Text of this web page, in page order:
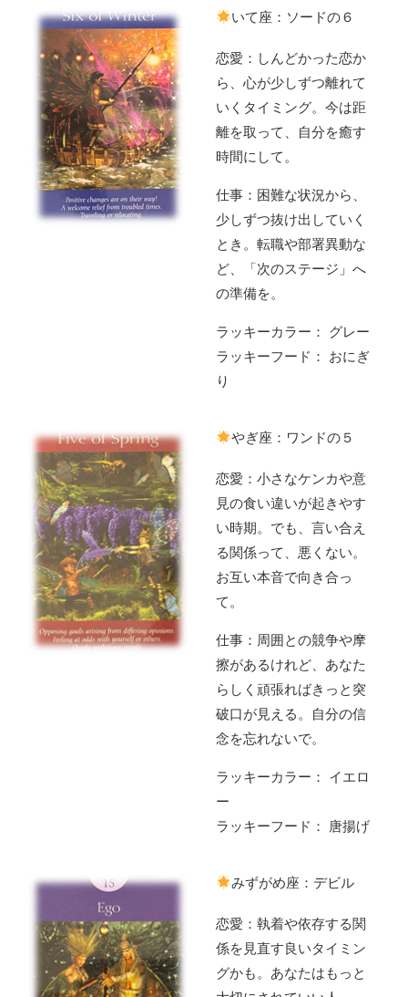
いて座：ソードの６
恋愛：しんどかった恋か
ら、心が少しずつ離れて
いくタイミング。今は距
離を取って、自分を癒す
時間にして。
仕事：困難な状況から、
少しずつ抜け出していく
とき。転職や部署異動な
ど、「次のステージ」へ
の準備を。
ラッキーカラー： グレー
ラッキーフード： おにぎ
り
やぎ座：ワンドの５
恋愛：小さなケンカや意
見の食い違いが起きやす
い時期。でも、言い合え
る関係って、悪くない。
お互い本音で向き合っ
て。
仕事：周囲との競争や摩
擦があるけれど、あなた
らしく頑張ればきっと突
破口が見える。自分の信
念を忘れないで。
ラッキーカラー： イエロ
ー
ラッキーフード： 唐揚げ
みずがめ座：デビル
恋愛：執着や依存する関
係を見直す良いタイミン
グかも。あなたはもっと